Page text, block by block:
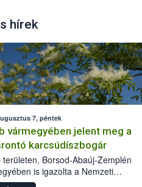
hírek
7, péntek
vármegyében jelent meg a
karcsúdíszbogár
területen, Borsod-Abaúj-Zemplén
is igazolta a Nemzeti
biztonsági Hivatal (Nébih) a